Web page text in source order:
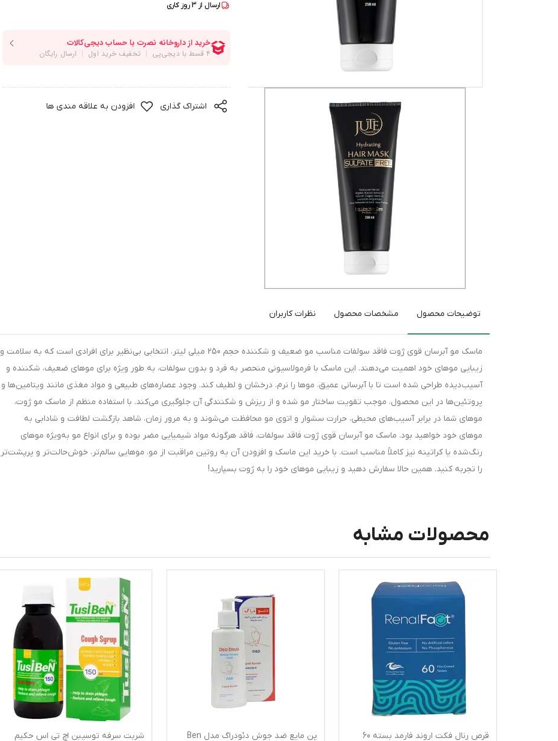
ارسال از 3روز کاری
اشتراک گذاری افزودن به علاقه مندی ها
توضیحات محصول مشخصات محصول نظرات کاربران
ماسک مو آبرسان قوی ژوت فاقد سولفات مناسب مو ضعیف و شکننده حجم 250 میلی لیتر، انتخابی بی‌نظیر برای افرادی است که به سلامت و
زیبایی موهای خود اهمیت می‌دهند. این ماسک با فرمولاسیونی منحصر به فرد و بدون سولفات، به طور ویژه برای موهای ضعیف، شکننده و
آسیب‌دیده طراحی شده است تا با آبرسانی عمیق، موها را نرم، درخشان و لطیف کند. وجود عصاره‌های طبیعی و مواد مغذی مانند ویتامین‌ها و
پروتئین‌ها در این محصول، موجب تقویت ساختار مو شده و از ریزش و شکنندگی آن جلوگیری می‌کند. با استفاده منظم از ماسک مو ژوت،
موهای شما در برابر آسیب‌های محیطی، حرارت سشوار و اتوی مو محافظت می‌شوند و به مرور زمان، شاهد بازگشت لطافت و شادابی به
موهای خود خواهید بود. ماسک مو آبرسان قوی ژوت فاقد سولفات، فاقد هرگونه مواد شیمیایی مضر بوده و برای انواع مو به‌ویژه موهای
رنگ‌شده یا کراتینه نیز کاملاً مناسب است. با خرید این ماسک و افزودن آن به روتین مراقبت از مو، موهایی سالم‌تر، خوش‌حالت‌تر و پرپشت‌تر
را تجربه کنید. همین حالا سفارش دهید و زیبایی موهای خود را به ژوت بسپارید!
محصولات مشابه
قرص رنال فکت اروند فارمد بسته 60
پن مایع ضد جوش دئودراگ مدل Ben
شربت سرفه توسیبن اچ تی اس حکیم